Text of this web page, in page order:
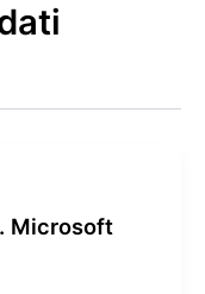
Microsoft